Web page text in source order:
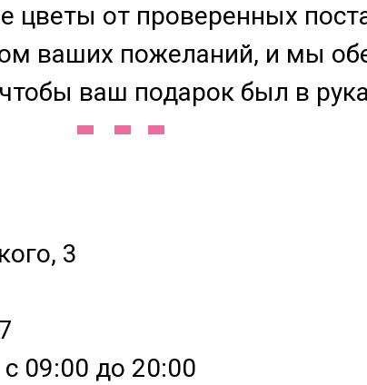
цветы от проверенных
ваших пожеланий, и мы
ваш подарок был в
3
09:00 до 20:00